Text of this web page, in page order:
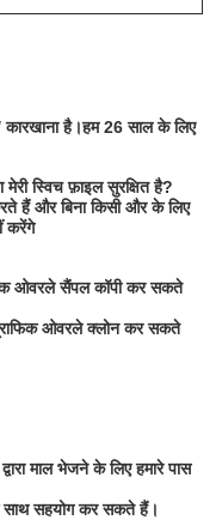
कारखाना है।हम 26 साल के लिए
स्विच फ़ाइल सुरक्षित है?
हैं और बिना किसी और के लिए
करेंगे
ओवरले सैंपल कॉपी कर सकते
ओवरले क्लोन कर सकते
माल भेजने के लिए हमारे पास
साथ सहयोग कर सकते हैं।